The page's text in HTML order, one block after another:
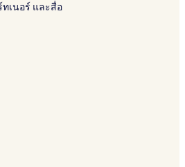
เนอร์ และสื่อ